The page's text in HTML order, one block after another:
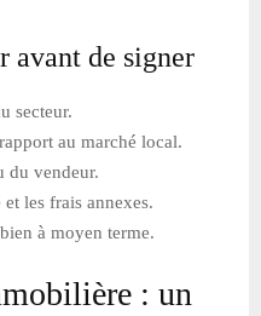
avant de signer
secteur.
au marché local.
du vendeur.
les frais annexes.
à moyen terme.
: un